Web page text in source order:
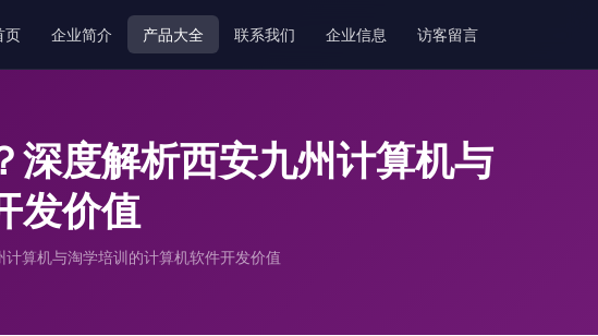
页 企业简介 产品大全 联系我们 企业信息 访客留言
深度解析西安九州计算机与
发价值
算机与淘学培训的计算机软件开发价值